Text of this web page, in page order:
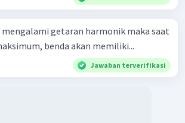
mengalami getaran harmonik maka saat
benda akan memiliki...
Jawaban terverifikasi